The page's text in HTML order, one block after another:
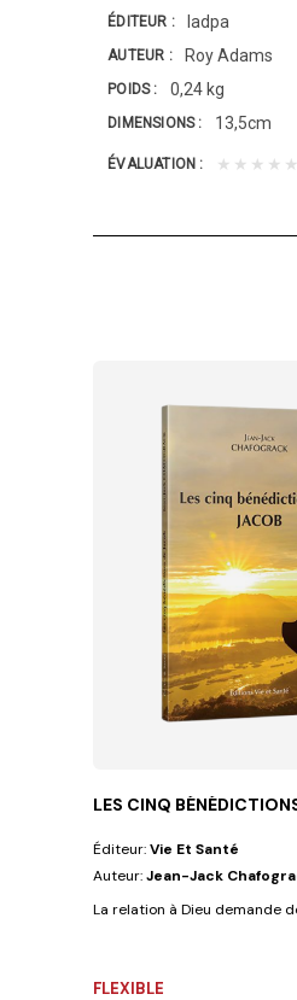
ÉDITEUR Iadpa
AUTEUR Roy Adams
POIDS 0,24 kg
DIMENSIONS 13,5cm
ÉVALUATION ★★★★★
LES CINQ
Éditeur:Vie Et Santé
Auteur:Jean-Jack
La relation à Dieu demande
FLEXIBLE